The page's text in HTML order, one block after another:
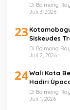
Di Bolmong
Juli 3, 2026
23 Siskeudes
Di Bolmong
Juli 2, 2026
24Wali Kota
Hadiri
Di Bolmong
Juli 1, 2026